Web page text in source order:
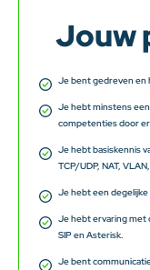
Jouw
Je bent gedreven en
Je hebt minstens
competenties door
Je hebt basiskennis
TCP/UDP, NAT,
Je hebt een degelijke
Je hebt ervaring met
SIP en Asterisk.
Je bent